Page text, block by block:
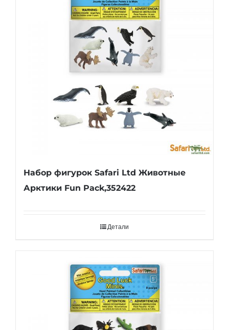
Набор фигурок Safari Ltd Животные
Арктики Fun Pack,352422
Детали